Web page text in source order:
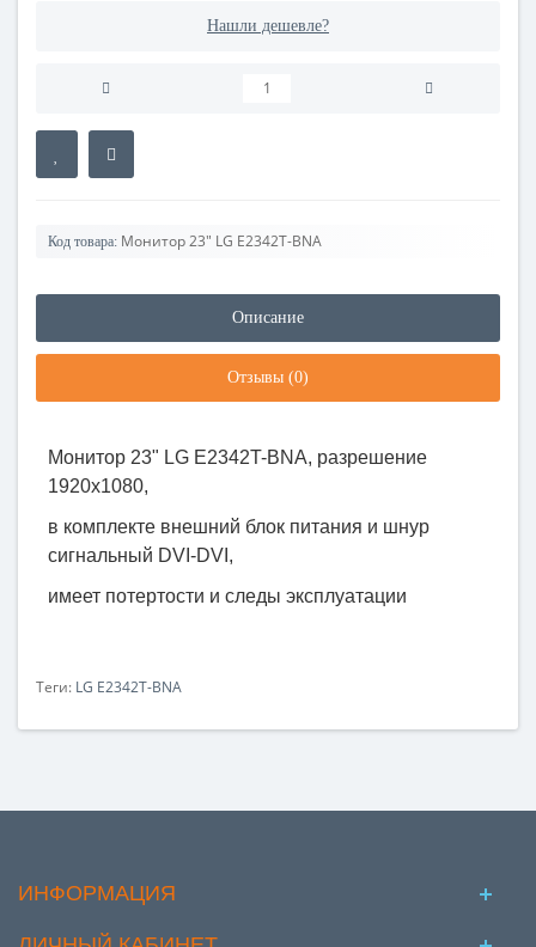
Нашли дешевле?
Код товара: Монитор 23" LG E2342T-BNA
Описание
Отзывы (0)
Монитор 23" LG E2342T-BNA, разрешение
1920х1080,
в комплекте внешний блок питания и шнур
сигнальный DVI-DVI ,
имеет потертости и следы эксплуатации
Теги: LG E2342T-BNA
ИНФОРМАЦИЯ